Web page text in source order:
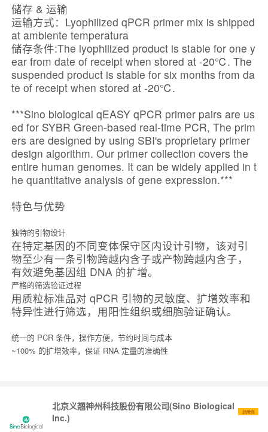
储存 & 运输
运输方式：Lyophilized qPCR primer mix is shipped
at ambiente temperatura
储存条件:The lyophilized product is stable for one y
ear from date of receipt when stored at -20℃. The
suspended product is stable for six months from da
te of receipt when stored at -20℃.
***Sino biological qEASY qPCR primer pairs are us
ed for SYBR Green-based real-time PCR, The prim
ers are designed by using SBI's proprietary primer
design algorithm. Our primer collection covers the
entire human genomes. It can be widely applied in t
he quantitative analysis of gene expression.***
特色与优势
独特的引物设计
在特定基因的不同变体保守区内设计引物，该对引
物至少有一条引物跨越内含子或产物跨越内含子，
有效避免基因组 DNA 的扩增。
严格的筛选验证过程
用质粒标准品对 qPCR 引物的灵敏度、扩增效率和
特异性进行筛选，用阳性组织或细胞验证确认。
统一的 PCR 条件，操作方便，节约时间与成本
~100% 的扩增效率，保证 RNA 定量的准确性
北京义翘神州科技股份有限公司(Sino Biological
Inc.)
品牌商